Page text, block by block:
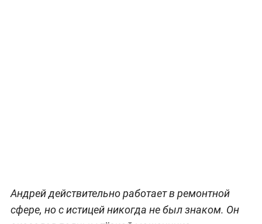
Андрей действительно работает в ремонтной
сфере, но с истицей никогда не был знаком. Он